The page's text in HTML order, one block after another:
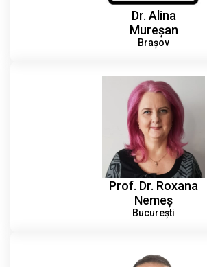
Dr. Alina
Mureșan
Brașov
Prof. Dr. Roxana
Nemeș
București